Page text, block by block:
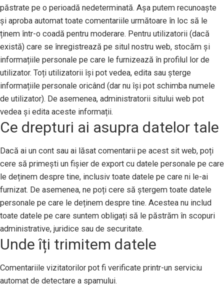
păstrate pe o perioadă nedeterminată. Așa putem recunoaște
și aproba automat toate comentariile următoare în loc să le
ținem într-o coadă pentru moderare. Pentru utilizatorii (dacă
există) care se înregistrează pe situl nostru web, stocăm și
informațiile personale pe care le furnizează în profilul lor de
utilizator. Toți utilizatorii își pot vedea, edita sau șterge
informațiile personale oricând (dar nu își pot schimba numele
de utilizator). De asemenea, administratorii sitului web pot
vedea și edita aceste informații.
Ce drepturi ai asupra datelor tale
Dacă ai un cont sau ai lăsat comentarii pe acest sit web, poți
cere să primești un fișier de export cu datele personale pe care
le deținem despre tine, inclusiv toate datele pe care ni le-ai
furnizat. De asemenea, ne poți cere să ștergem toate datele
personale pe care le deținem despre tine. Acestea nu includ
toate datele pe care suntem obligați să le păstrăm în scopuri
administrative, juridice sau de securitate.
Unde îți trimitem datele
Comentariile vizitatorilor pot fi verificate printr-un serviciu
automat de detectare a spamului.